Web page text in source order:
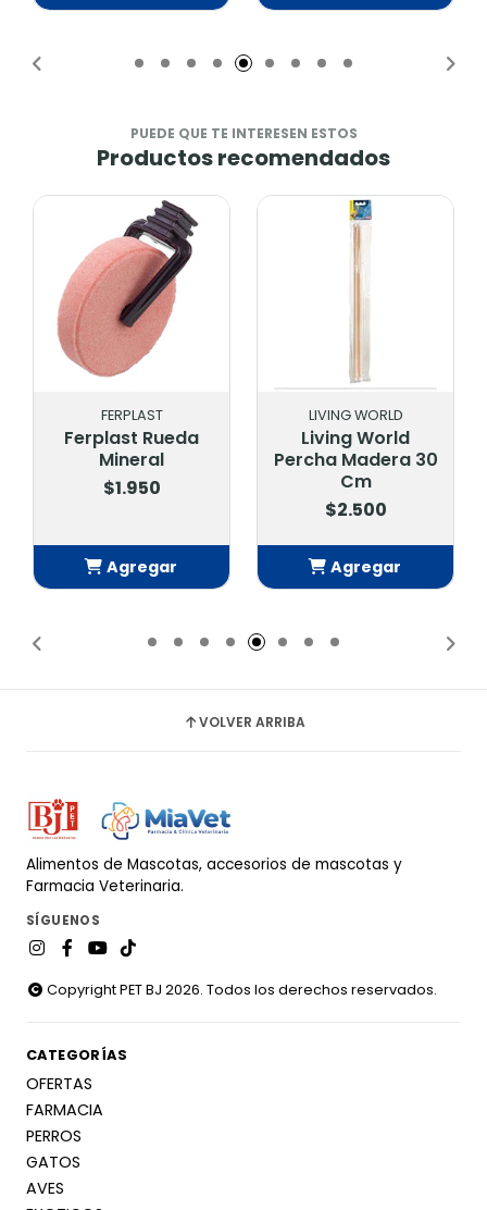
PUEDE QUE TE INTERESEN ESTOS
Productos recomendados
FERPLAST
Ferplast Rueda
Mineral
$1.950
Agregar
LIVING WORLD
Living World
Percha Madera 30
Cm
$2.500
Agregar
VOLVER ARRIBA
Alimentos de Mascotas, accesorios de mascotas y
Farmacia Veterinaria.
SÍGUENOS
Copyright PET BJ 2026. Todos los derechos reservados.
CATEGORÍAS
OFERTAS
FARMACIA
PERROS
GATOS
AVES